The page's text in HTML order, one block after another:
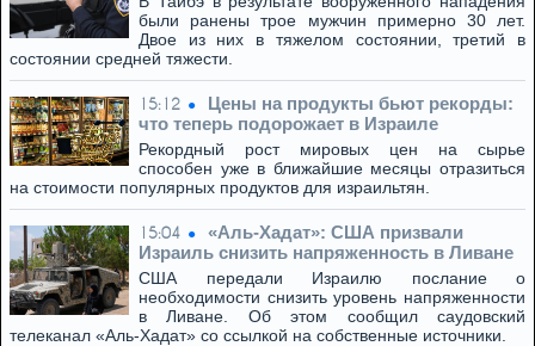
были ранены трое мужчин примерно 30 лет.
Двое из них в тяжелом состоянии, третий в
состоянии средней тяжести.
15:12
Цены на продукты бьют рекорды:
что теперь подорожает в Израиле
Рекордный рост мировых цен на сырье
способен уже в ближайшие месяцы отразиться
на стоимости популярных продуктов для израильтян.
15:04
«Аль-Хадат»: США призвали
Израиль снизить напряженность в Ливане
США передали Израилю послание о
необходимости снизить уровень напряженности
в Ливане. Об этом сообщил саудовский
телеканал «Аль-Хадат» со ссылкой на собственные источники.